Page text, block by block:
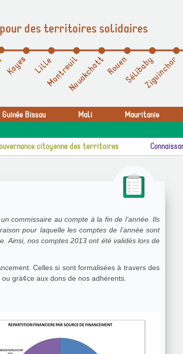
des territoires solidaires
Guinée Bissau Mali Mauritanie
citoyenne des territoires
commissaire au compte à la fin de l’année. Ils
pour laquelle les comptes de l’année sont
Ainsi, nos comptes 2013 ont été validés lors de
Celles si sont formalisées à travers des
conventions de financement signées avec nos partenaires ou grà¢ce aux dons de nos adhérents.